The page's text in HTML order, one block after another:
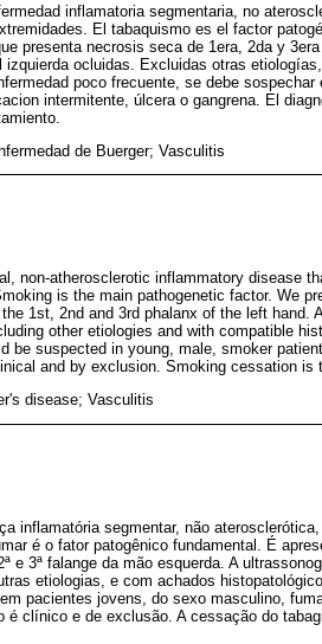
inflamatoria segmentaria, no
El tabaquismo es el factor
presenta necrosis seca de 1era, 2da y
ocluidas. Excluidas otras
poco frecuente, se debe
intermitente, úlcera o gangrena. El
de Buerger; Vasculitis
non-atherosclerotic inflammatory disease
is the main pathogenetic factor. We
1st, 2nd and 3rd phalanx of the left hand.
other etiologies and with compatible
be suspected in young, male, smoker
and by exclusion. Smoking cessation is
disease; Vasculitis
inflamatória segmentar, não
é o fator patogênico fundamental. É
e 3ª falange da mão esquerda. A
etiologias, e com achados
pacientes jovens, do sexo masculino,
é clínico e de exclusão. A cessação do